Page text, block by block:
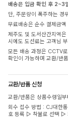
배송은 입금 확인 후 2~3
단, 주문량이 폭주하는 경
무료배송은 순수 결제금
제주도 및 도서산간지역
시에도 도선료는 고객님
모든 배송 과정은 CCTV
확인이 가능하며 교환/반
교환/반품 신청
교환/반품은 상품수령일
회수 접수 방법 : CJ대한
호 등록 ▷ 착불로 선택 ▷